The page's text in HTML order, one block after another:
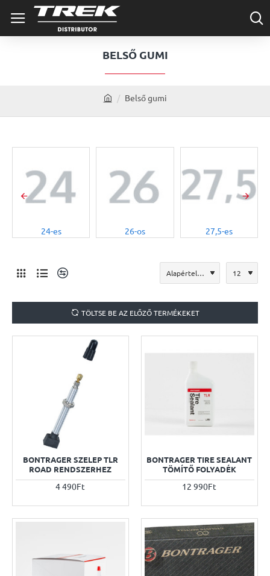
BELSŐ GUMI
o
e
Belső gumi
24-es 26-os 27,5-es
TÖLTSE BE AZ ELŐZŐ TERMÉKEKET
BONTRAGER SZELEP TLR
ROAD RENDSZERHEZ
4 490Ft
BONTRAGER TIRE SEALANT
TÖMÍTŐ FOLYADÉK
12 990Ft